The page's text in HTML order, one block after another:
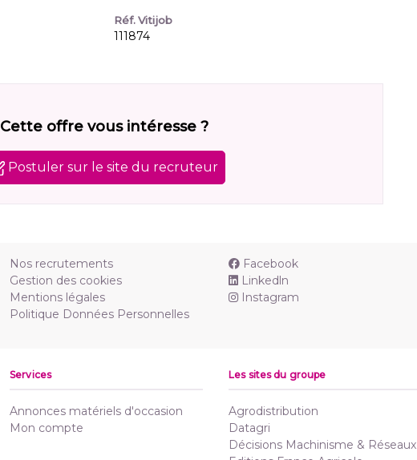
Réf. Vitijob
111874
Cette offre vous intéresse ?
Postuler sur le site du recruteur
Nos recrutements
Gestion des cookies
Mentions légales
Politique Données Personnelles
Facebook
Linkedln
Instagram
Services
Annonces matériels d'occasion
Mon compte
Les sites du groupe
Agrodistribution
Datagri
Décisions Machinisme & Réseaux